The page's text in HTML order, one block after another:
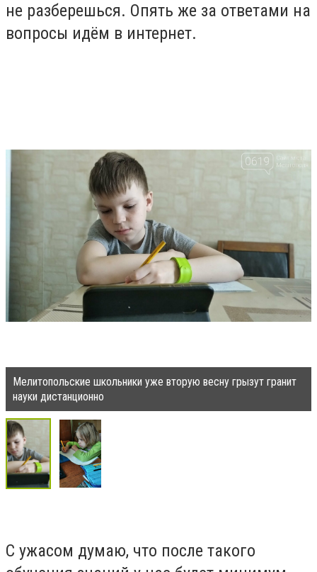
не разберешься. Опять же за ответами на
вопросы идём в интернет.
Мелитопольские школьники уже вторую весну грызут гранит
науки дистанционно
С ужасом думаю, что после такого